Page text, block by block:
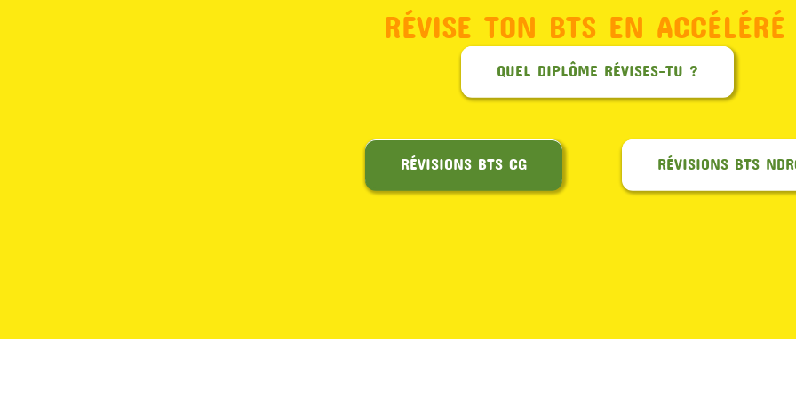
RÉVISE TON BTS EN
QUEL DIPLÔME RÉVISES-TU ?
RÉVISIONS BTS CG RÉVISIONS BTS